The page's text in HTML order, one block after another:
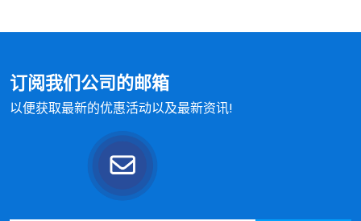
订阅我们公司的邮箱
以便获取最新的优惠活动以及最新资讯!